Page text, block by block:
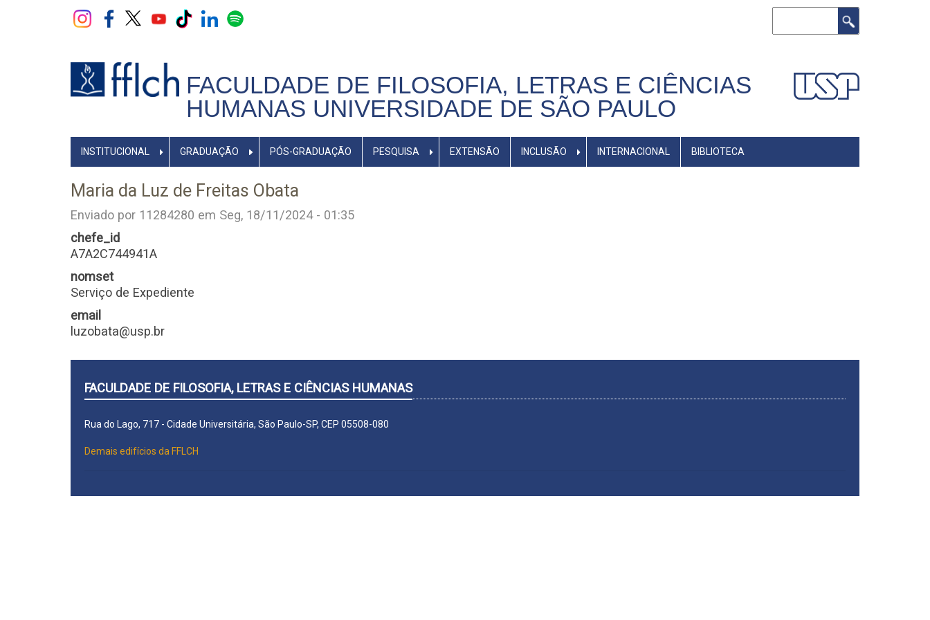
FACULDADE DE FILOSOFIA, LETRAS E CIÊNCIAS
HUMANAS UNIVERSIDADE DE SÃO PAULO
NAVEGADOR
PRINCIPAL
INSTITUCIONAL GRADUAÇÃO PÓS-GRADUAÇÃO PESQUISA EXTENSÃO INCLUSÃO INTERNACIONAL BIBLIOTECA
Maria da Luz de Freitas Obata
Enviado por 11284280 em Seg, 18/11/2024 - 01:35
chefe_id
A7A2C744941A
nomset
Serviço de Expediente
email
luzobata@usp.br
FACULDADE DE FILOSOFIA, LETRAS E CIÊNCIAS HUMANAS
Rua do Lago, 717 - Cidade Universitária, São Paulo-SP, CEP 05508-080
Demais edifícios da FFLCH